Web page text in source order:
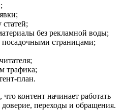
статей;
без рекламной воды;
посадочными страницами;
трафика;
план.
контент начинает работать
переходы и обращения.